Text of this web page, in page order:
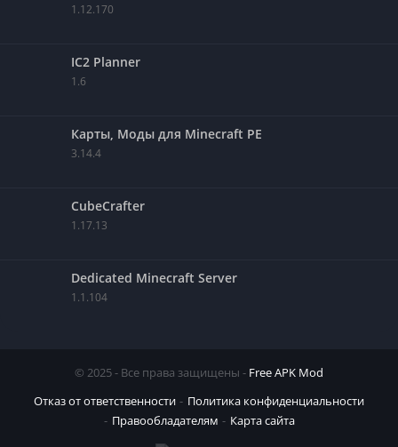
1.12.170
IC2 Planner
1.6
Карты, Моды для Minecraft PE
3.14.4
CubeCrafter
1.17.13
Dedicated Minecraft Server
1.1.104
© 2025 - Все права защищены - Free APK Mod
Отказ от ответственности
Политика конфиденциальности
Правообладателям
Карта сайта